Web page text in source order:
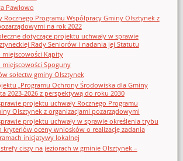
Pawłowo
Rocznego Programu Współpracy Gminy Olsztynek z
na rok 2022
dotyczące projektu uchwały w sprawie
Rady Seniorów i nadania jej Statutu
Kąpity
Spoguny
sołectw gminy Olsztynek
„Programu Ochrony Środowiska dla Gminy
2023-2026 z perspektywą do roku 2030
projektu uchwały Rocznego Programu
Olsztynek z organizacjami pozarządowymi
projektu uchwały w sprawie określenia trybu
kryteriów oceny wniosków o realizację zadania
inicjatywy lokalnej
ciszy na jeziorach w gminie Olsztynek –